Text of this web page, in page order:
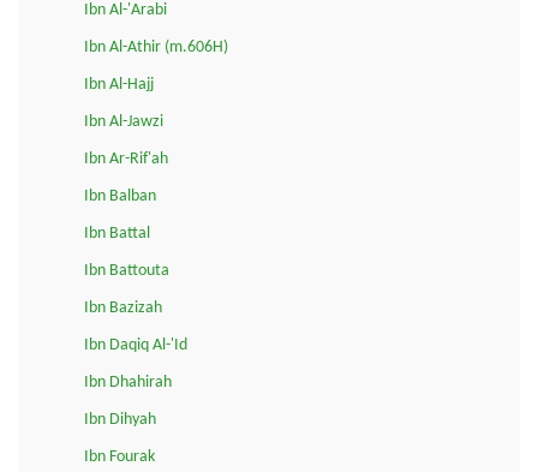
Ibn Al-'Arabi
Ibn Al-Athir (m.606H)
Ibn Al-Hajj
Ibn Al-Jawzi
Ibn Ar-Rif'ah
Ibn Balban
Ibn Battal
Ibn Battouta
Ibn Bazizah
Ibn Daqiq Al-'Id
Ibn Dhahirah
Ibn Dihyah
Ibn Fourak